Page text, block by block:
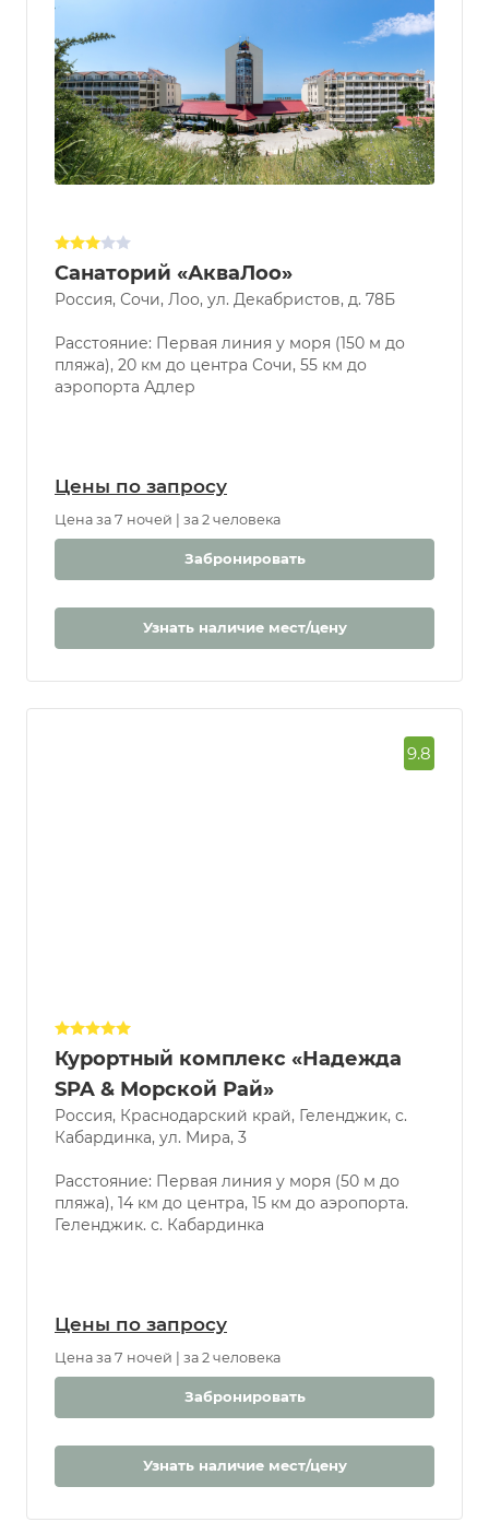
Санаторий «АкваЛоо»
Расстояние: Первая линия у моря (150 м до
пляжа), 20 км до центра Сочи, 55 км до
Цена за 7 ночей | за 2 человека
Забронировать
Узнать наличие мест/цену
9.8
Курортный комплекс «Надежда
SPA & Морской Рай»
Россия, Краснодарский край, Геленджик, с.
Расстояние: Первая линия у моря (50 м до
пляжа), 14 км до центра, 15 км до аэропорта.
Цены по запросу
Цена за 7 ночей | за 2 человека
Забронировать
Узнать наличие мест/цену